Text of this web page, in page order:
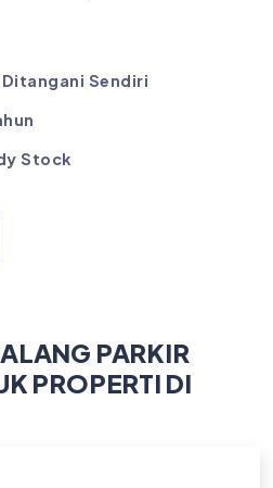
Sendiri
Stock
PARKIR
PROPERTI DI